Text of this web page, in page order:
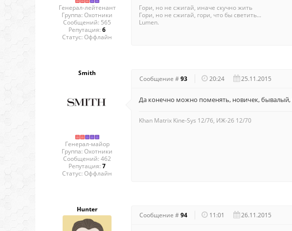
Генерал-лейтенант
Группа: Охотники
Сообщений: 565
Репутация: 6
Статус: Оффлайн
Гори, но не сжигай, иначе скучно жить
Гори, но не сжигай, гори, что бы светить...
Lumen.
Smith
Генерал-майор
Группа: Охотники
Сообщений: 462
Репутация: 7
Статус: Оффлайн
Сообщение #93 20:24 25.11.2015
Да конечно можно поменять, новичек, бывалый,
Khan Matrix Kine-Sys 12/76, ИЖ-26 12/70
Hunter
Сообщение #94 11:01 26.11.2015